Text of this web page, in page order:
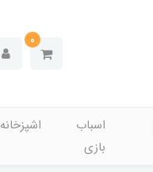
0
اسباب
بازی
اشپزخانه